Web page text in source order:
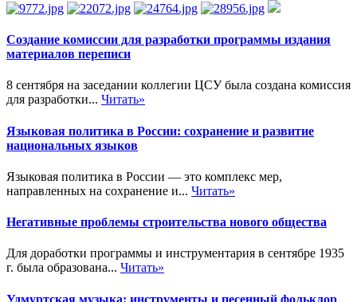
Создание комиссии для разработки программы издания
материалов переписи
8 сентября на заседании коллегии ЦСУ была создана комиссия
для разработки... Читать»
Языковая политика в России: сохранение и развитие
национальных языков
Языковая политика в России — это комплекс мер,
направленных на сохранение и... Читать»
Негативные проблемы строительства нового общества
Для доработки программы и инструментария в сентябре 1935
г. была образована... Читать»
Удмуртская музыка: инструменты и песенный фольклор